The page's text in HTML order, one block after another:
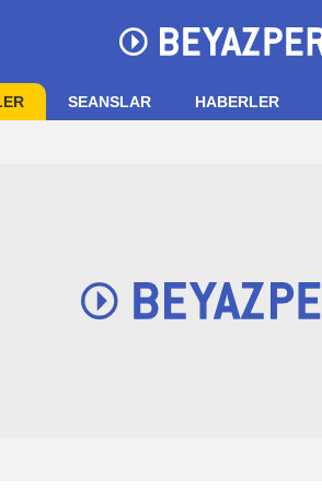
SEANSLAR HABERLER